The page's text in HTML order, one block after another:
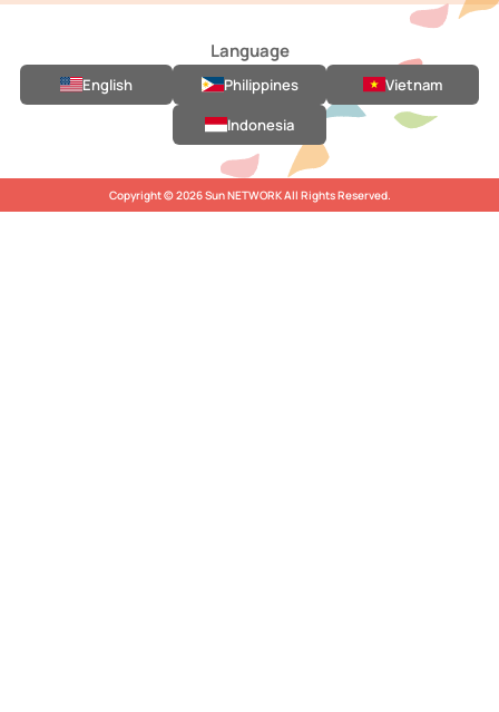
Language
English Philippines
Vietnam
Indonesia
Copyright © 2026 Sun NETWORK All Rights Reserved.